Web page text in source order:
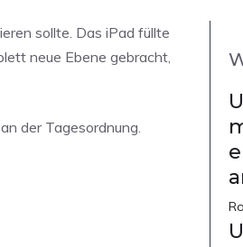
sollte. Das iPad füllte
neue Ebene gebracht,
der Tagesordnung.